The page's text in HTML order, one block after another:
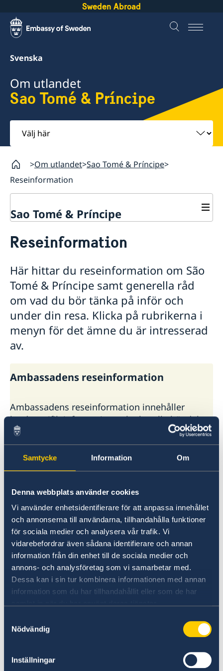
Samtycke Information Om
Denna webbplats använder cookies
Vi använder enhetsidentifierare för att anpassa innehållet
och annonserna till användarna, tillhandahålla funktioner
för sociala medier och analysera vår trafik. Vi
vidarebefordrar även sådana identifierare och annan
information från din enhet till de sociala medier och
annons- och analysföretag som vi samarbetar med.
Dessa kan i sin tur kombinera informationen med annan
information som du har tillhandahållit eller som de har
Nödvändig
Inställningar
Sweden Abroad
Svenska
Om utlandet
Sao Tomé & Príncipe
Välj
här
Om utlandet Sao Tomé & Príncipe
Reseinformation
Sao Tomé & Príncipe
Hjälp till svenskar i Sao Tomé & Príncipe
Akut hjälp
Larmcentraler
Pass utomlands
Provisoriskt pass
Förnyelse av pass
Förlust av pass
Andra konsulära tjänster
Ambassadens reseinformation
Aktuella händelser
Allmänna säkerhetsläget
Terrorism
Naturförhållanden och katastrofer
In- och utresebestämmelser
Hälso- och sjukvård
Trafiksäkerhet
Råd till svenska resenärer
Övriga upplysningar
Inför resan
Reseinformation
Här hittar du reseinformation om São
Tomé & Príncipe samt generella råd
om vad du bör tänka på inför och
under din resa. Klicka på rubrikerna i
menyn för det ämne du är intresserad
av.
Ambassadens reseinformation
Ambassadens reseinformation innehåller
landspecifik information och aktuella händelser
som kan påverka dig som är i landet.
Ambassadens reseinformation –
Sao Tomé & Príncipe
UD:s generella reseinformation
På regeringen.se finns UD:s reseavrådan, råd
och tips inför din utlandsresa och information
om vilken hjälp du kan få av UD i olika
situationer.
UD:s reseinformation på
regeringen.se
Ladda ner appen UD Resklar
Ladda ner UD Resklar på Google Play